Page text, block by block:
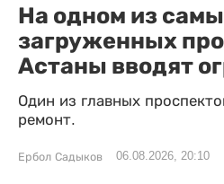
На одном из
загруженных
Астаны вводят
Один из главных
ремонт.
Ербол Садыков 06.08.2026, 20:10